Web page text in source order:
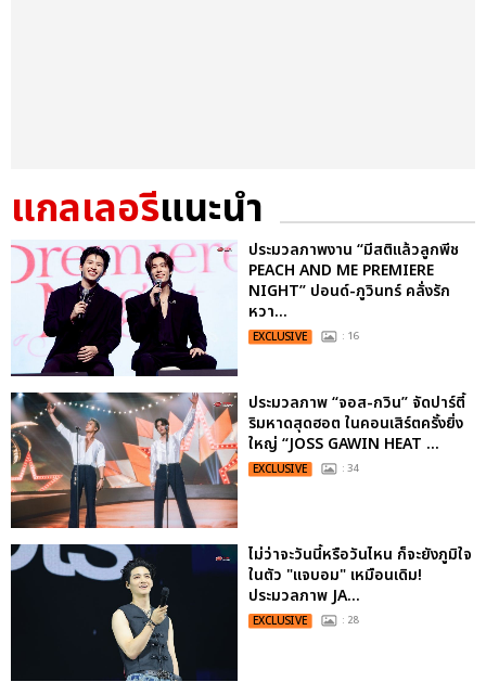
แกลเลอรีแนะนำ
ประมวลภาพงาน “มีสติแล้วลูกพีช
PEACH AND ME PREMIERE
NIGHT” ปอนด์-ภูวินทร์ คลั่งรัก
หวา...
EXCLUSIVE : 16
ประมวลภาพ “จอส-กวิน” จัดปาร์ตี้
ริมหาดสุดฮอต ในคอนเสิร์ตครั้งยิ่ง
ใหญ่ “JOSS GAWIN HEAT ...
EXCLUSIVE : 34
ไม่ว่าจะวันนี้หรือวันไหน ก็จะยังภูมิใจ
ในตัว "แจบอม" เหมือนเดิม!
ประมวลภาพ JA...
EXCLUSIVE : 28